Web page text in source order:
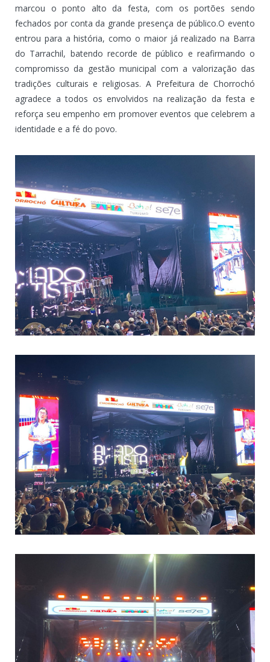
marcou o ponto alto da festa, com os portões sendo
fechados por conta da grande presença de público.O evento
entrou para a história, como o maior já realizado na Barra
do Tarrachil, batendo recorde de público e reafirmando o
compromisso da gestão municipal com a valorização das
tradições culturais e religiosas. A Prefeitura de Chorrochó
agradece a todos os envolvidos na realização da festa e
reforça seu empenho em promover eventos que celebrem a
identidade e a fé do povo.